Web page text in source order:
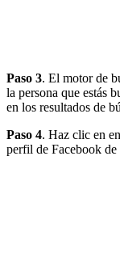
Paso 3. El motor de
la persona que estás
en los resultados de
Paso 4. Haz clic en
perfil de Facebook de